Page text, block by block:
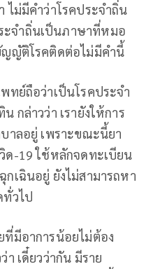
ไม่มีคำว่าโรคประจำถิ่น
ะจำถิ่นเป็นภาษาที่หมอ
ญญัติโรคติดต่อไม่มีคำนี้
ทย์ถือว่าเป็นโรคประจำ
กล่าวว่า เรายังให้การ
าลอยู่ เพราะขณะนี้ยา
ด-19 ใช้หลักจดทะเบียน
เฉินอยู่ ยังไม่สามารถหา
ทั่วไป
มีอาการน้อยไม่ต้อง
เดี๋ยวว่ากัน มีราย